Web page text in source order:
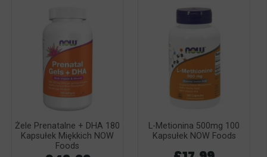
Żele Prenatalne + DHA 180
Kapsułek Miękkich NOW
Foods
L-Metionina 500mg 100
Kapsułek NOW Foods